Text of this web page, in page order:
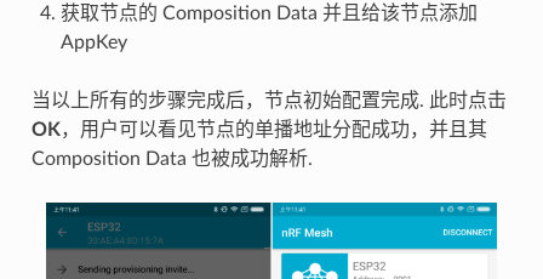
获取节点的 Composition Data 并且给该节点添加
AppKey
当以上所有的步骤完成后，节点初始配置完成. 此时点击
OK，用户可以看见节点的单播地址分配成功，并且其
Composition Data 也被成功解析.